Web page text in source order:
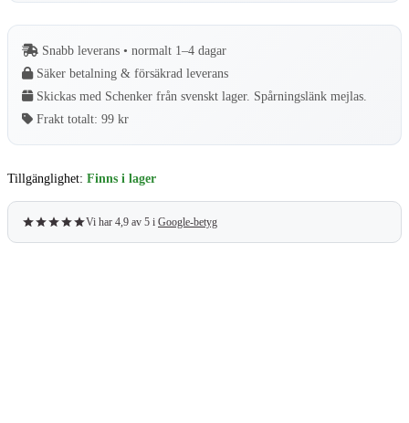
Snabb leverans • normalt 1–4 dagar
Säker betalning & försäkrad leverans
Skickas med Schenker från svenskt lager. Spårningslänk mejlas.
Frakt totalt: 99 kr
Tillgänglighet: Finns i lager
Vi har 4,9 av 5 i Google-betyg